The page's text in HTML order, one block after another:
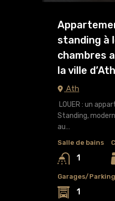
standing à
chambres
la ville d’Ath
Ath
LOUER : un
Standing,
au…
Salle de bains
1
Garages/
1